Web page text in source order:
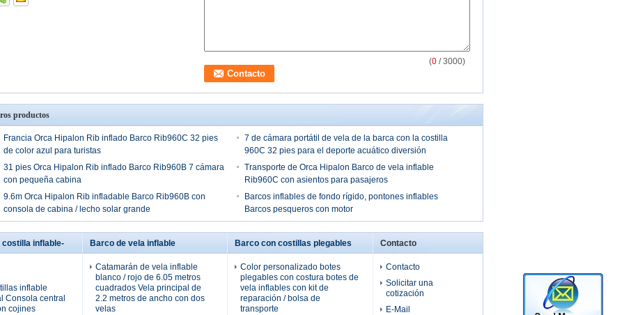
(0 / 3000)
productos
Francia Orca Hipalon Rib inflado Barco Rib960C 32 pies
de color azul para turistas
7 de cámara portátil de vela de la barca con la costilla
960C 32 pies para el deporte acuático diversión
31 pies Orca Hipalon Rib inflado Barco Rib960B 7 cámara
con pequeña cabina
Transporte de Orca Hipalon Barco de vela inflable
Rib960C con asientos para pasajeros
9.6m Orca Hipalon Rib infladable Barco Rib960B con
consola de cabina / lecho solar grande
Barcos inflables de fondo rígido, pontones inflables
Barcos pesqueros con motor
costilla inflable-
inflable
Consola central
cojines
Barco de vela inflable
Catamarán de vela inflable
blanco / rojo de 6.05 metros
cuadrados Vela principal de
2.2 metros de ancho con dos
velas
Barco con costillas plegables
Color personalizado botes
plegables con costura botes de
vela inflables con kit de
reparación / bolsa de
transporte
Contacto
Contacto
Solicitar una
cotización
E-Mail